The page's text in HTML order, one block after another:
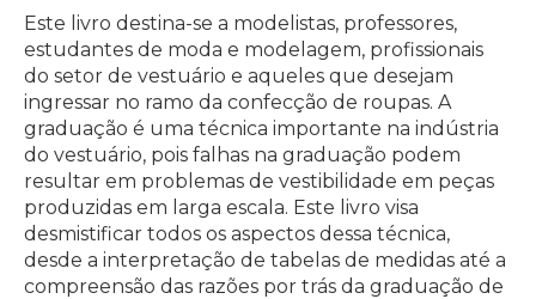
Este livro destina-se a modelistas, professores,
estudantes de moda e modelagem, profissionais
do setor de vestuário e aqueles que desejam
ingressar no ramo da confecção de roupas. A
graduação é uma técnica importante na indústria
do vestuário, pois falhas na graduação podem
resultar em problemas de vestibilidade em peças
produzidas em larga escala. Este livro visa
desmistificar todos os aspectos dessa técnica,
desde a interpretação de tabelas de medidas até a
compreensão das razões por trás da graduação de